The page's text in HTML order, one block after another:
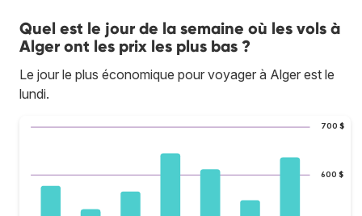
Quel est le jour de la semaine où les vols à
Alger ont les prix les plus bas ?
Le jour le plus économique pour voyager à Alger est le
lundi.
600 $
700 $